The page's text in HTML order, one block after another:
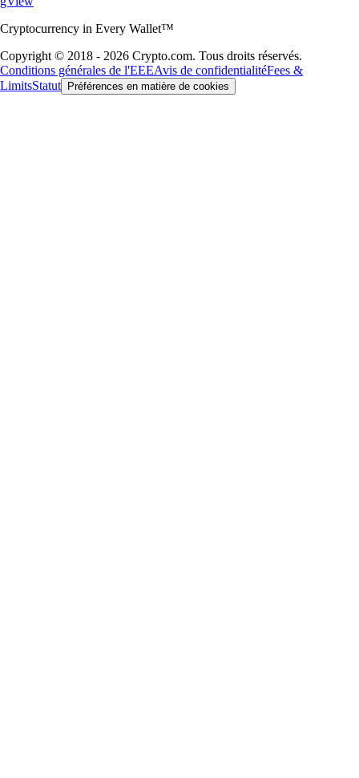
Cryptocurrency in Every Wallet™
Copyright © 2018 - 2026 Crypto.com. Tous droits réservés.
Conditions générales de l'EEEAvis de confidentialitéFees &
LimitsStatut Préférences en matière de cookies